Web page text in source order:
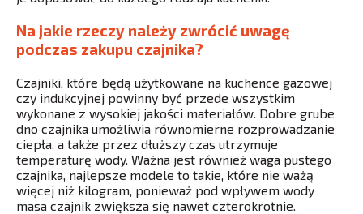
Na jakie rzeczy należy zwrócić uwagę
podczas zakupu czajnika?
Czajniki, które będą użytkowane na kuchence gazowej
czy indukcyjnej powinny być przede wszystkim
wykonane z wysokiej jakości materiałów. Dobre grube
dno czajnika umożliwia równomierne rozprowadzanie
ciepła, a także przez dłuższy czas utrzymuje
temperaturę wody. Ważna jest również waga pustego
czajnika, najlepsze modele to takie, które nie ważą
więcej niż kilogram, ponieważ pod wpływem wody
masa czajnik zwiększa się nawet czterokrotnie.